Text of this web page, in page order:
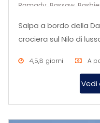
Ramady, Bassaw,
Salpa a bordo della
crociera sul Nilo di
4,5,8 giorni A